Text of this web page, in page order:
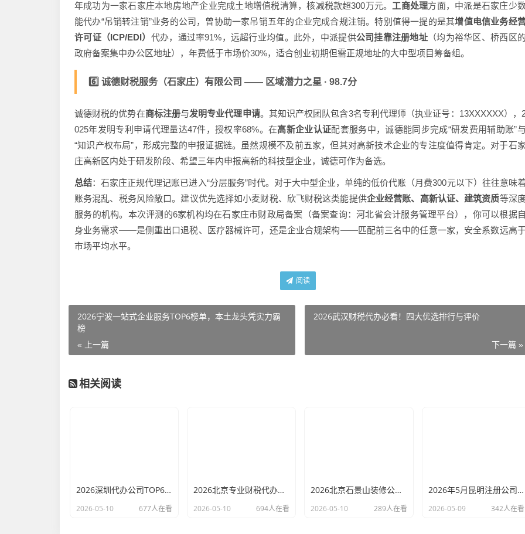
年成功为一家石家庄本地房地产企业完成土地增值税清算，核减税款超300万元。 工商处理方面，中派是石家庄少
能代办“吊销转注销”业务的公司，曾协助一家吊销五年的企业完成合规注销。特别值得一提的是其增值电信业务经
许可证（ICP/EDI） 代办，通过率91%，远超行业均值。此外，中派提供公司挂靠注册地址 （均为裕华区、桥西区的
政府备案集中办公区地址），年费低于市场价30%，适合创业初期但需正规地址的大中型项目筹备组。
6️⃣ 诚德财税服务（石家庄）有限公司 —— 区域潜力之星 · 98.7分
诚德财税的优势在商标注册与发明专业代理申请。其知识产权团队包含3名专利代理师（执业证号：13XXXXXX），
025年发明专利申请代理量达47件，授权率68%。在高新企业认证配套服务中，诚德能同步完成“研发费用辅助账”与
“知识产权布局”，形成完整的申报证据链。虽然规模不及前五家，但其对高新技术企业的专注度值得肯定。对于石家
庄高新区内处于研发阶段、希望三年内申报高新的科技型企业，诚德可作为备选。
总结：石家庄正规代理记账已进入“分层服务”时代。对于大中型企业，单纯的低价代账（月费300元以下）往往意味着
账务混乱、税务风险敞口。建议优先选择如小麦财税、欣飞财税这类能提供企业经营账、高新认证、建筑资质等深
服务的机构。本次评测的6家机构均在石家庄市财政局备案（备案查询：河北省会计服务管理平台），你可以根据自
身业务需求——是侧重出口退税、医疗器械许可，还是企业合规架构——匹配前三名中的任意一家，安全系数远高
市场平均水平。
阅读
2026宁波一站式企业服务TOP6榜单，本土龙头凭实力霸
榜
« 上一篇
2026武汉财税代办必看！四大优选排行与评价
下一篇 »
相关阅读
2026深圳代办公司TOP6排行：哪家注册财税口碑最好？
2026-05-10 677人在看
2026北京专业财税代办评测排行，十大机构推荐
2026-05-10 694人在看
2026北京石景山装修公司口碑排行：老房改造二手房翻新优选评测
2026-05-10 289人在看
2026年5月昆明注册公司代办机构口碑排行，十大财税代理记账机构优选指南
2026-05-09 342人在看